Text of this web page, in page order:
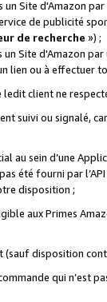
Site d'Amazon
de publicité
de recherche ») ;
Site d'Amazon
lien ou à
client ne
suivi ou signalé,
au sein d’une
été fourni par
disposition ;
aux Primes
disposition
qui n’est